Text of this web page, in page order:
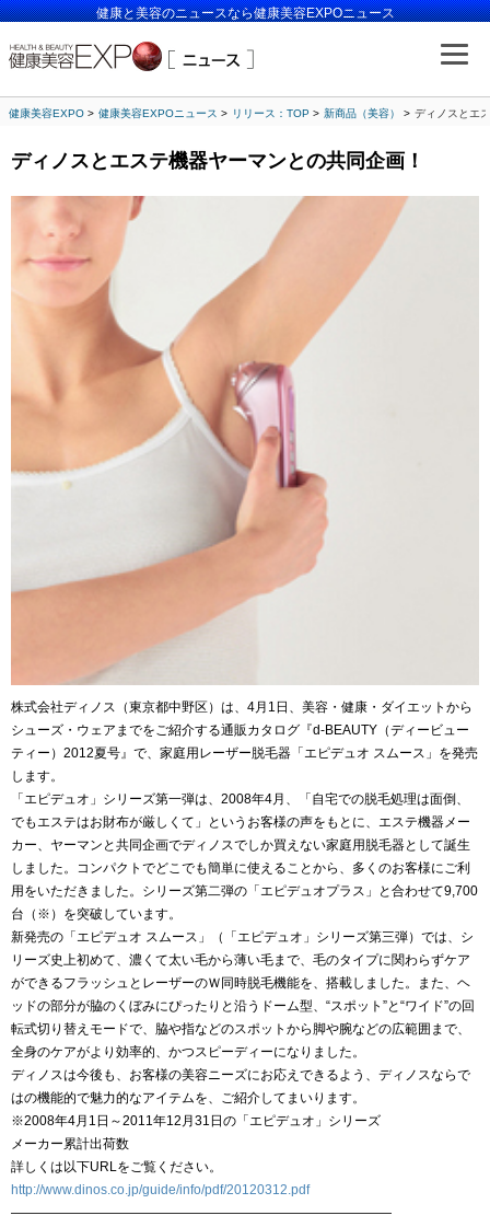
健康と美容のニュースなら健康美容EXPOニュース
健康美容EXPO 健康美容EXPOニュース リリース：TOP 新商品（美容） ディノスとエ
ディノスとエステ機器ヤーマンとの共同企画！
株式会社ディノス（東京都中野区）は、4月1日、美容・健康・ダイエットから
シューズ・ウェアまでをご紹介する通販カタログ『d-BEAUTY（ディービュー
ティー）2012夏号』で、家庭用レーザー脱毛器「エピデュオ スムース」を発売
します。
「エピデュオ」シリーズ第一弾は、2008年4月、「自宅での脱毛処理は面倒、
でもエステはお財布が厳しくて」というお客様の声をもとに、エステ機器メー
カー、ヤーマンと共同企画でディノスでしか買えない家庭用脱毛器として誕生
しました。コンパクトでどこでも簡単に使えることから、多くのお客様にご利
用をいただきました。シリーズ第二弾の「エピデュオプラス」と合わせて9,700
台（※）を突破しています。
新発売の「エピデュオ スムース」（「エピデュオ」シリーズ第三弾）では、シ
リーズ史上初めて、濃くて太い毛から薄い毛まで、毛のタイプに関わらずケア
ができるフラッシュとレーザーのＷ同時脱毛機能を、搭載しました。また、ヘ
ッドの部分が脇のくぼみにぴったりと沿うドーム型、“スポット”と“ワイド”の回
転式切り替えモードで、脇や指などのスポットから脚や腕などの広範囲まで、
全身のケアがより効率的、かつスピーディーになりました。
ディノスは今後も、お客様の美容ニーズにお応えできるよう、ディノスならで
はの機能的で魅力的なアイテムを、ご紹介してまいります。
※2008年4月1日～2011年12月31日の「エピデュオ」シリーズ
メーカー累計出荷数
詳しくは以下URLをご覧ください。
http://www.dinos.co.jp/guide/info/pdf/20120312.pdf
―――――――――――――――――――――――――――――